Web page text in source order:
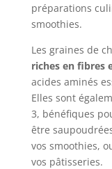
préparations
smoothies.
Les graines de
riches en fibres
acides aminés
Elles sont
3, bénéfiques
être
vos smoothies,
vos pâtisseries.